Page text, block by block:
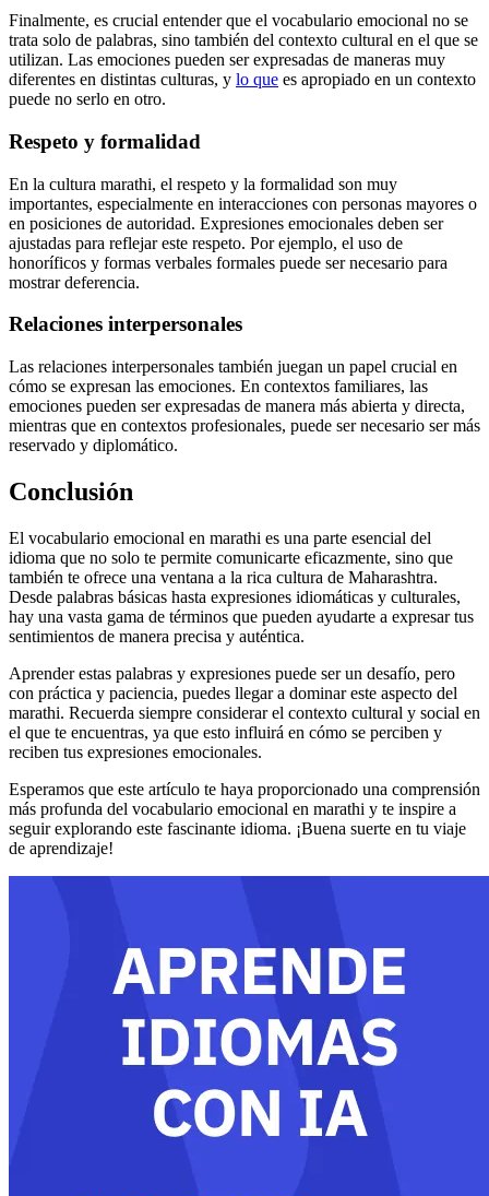
Finalmente, es crucial entender que el vocabulario emocional no se
trata solo de palabras, sino también del contexto cultural en el que se
utilizan. Las emociones pueden ser expresadas de maneras muy
diferentes en distintas culturas, y lo que es apropiado en un contexto
puede no serlo en otro.
Respeto y formalidad
En la cultura marathi, el respeto y la formalidad son muy
importantes, especialmente en interacciones con personas mayores o
en posiciones de autoridad. Expresiones emocionales deben ser
ajustadas para reflejar este respeto. Por ejemplo, el uso de
honoríficos y formas verbales formales puede ser necesario para
mostrar deferencia.
Relaciones interpersonales
Las relaciones interpersonales también juegan un papel crucial en
cómo se expresan las emociones. En contextos familiares, las
emociones pueden ser expresadas de manera más abierta y directa,
mientras que en contextos profesionales, puede ser necesario ser más
reservado y diplomático.
Conclusión
El vocabulario emocional en marathi es una parte esencial del
idioma que no solo te permite comunicarte eficazmente, sino que
también te ofrece una ventana a la rica cultura de Maharashtra.
Desde palabras básicas hasta expresiones idiomáticas y culturales,
hay una vasta gama de términos que pueden ayudarte a expresar tus
sentimientos de manera precisa y auténtica.
Aprender estas palabras y expresiones puede ser un desafío, pero
con práctica y paciencia, puedes llegar a dominar este aspecto del
marathi. Recuerda siempre considerar el contexto cultural y social en
el que te encuentras, ya que esto influirá en cómo se perciben y
reciben tus expresiones emocionales.
Esperamos que este artículo te haya proporcionado una comprensión
más profunda del vocabulario emocional en marathi y te inspire a
seguir explorando este fascinante idioma. ¡Buena suerte en tu viaje
de aprendizaje!